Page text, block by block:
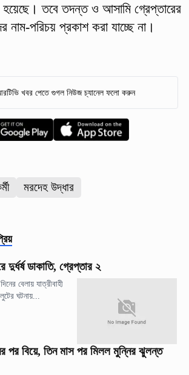
তবে তদন্ত ও আসামি গ্রেপ্তারের
নাম-পরিচয় প্রকাশ করা যাচ্ছে না।
খবর পেতে গুগল নিউজ চ্যানেল ফলো করুন
মরদেহ উদ্ধার
দুর্ধর্ষ ডাকাতি, গ্রেপ্তার ২
বেলায় যাত্রীবাহী
ঘটনায়...
পর বিয়ে, তিন মাস পর মিলল মুন্নির ঝুলন্ত